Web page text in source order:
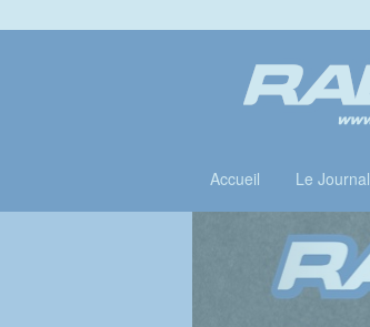
Accueil Le Journal